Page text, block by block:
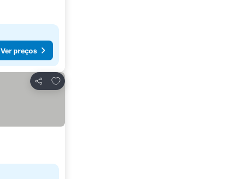
Ver preços
Partilhar
Adicionar aos favoritos